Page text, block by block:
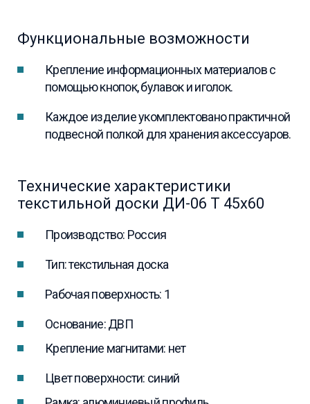
Функциональные возможности
Крепление информационных материалов с
помощью кнопок, булавок и иголок.
Каждое изделие укомплектовано практичной
подвесной полкой для хранения аксессуаров.
Технические характеристики
текстильной доски ДИ-06 Т 45х60
Производство: Россия
Тип: текстильная доска
Рабочая поверхность: 1
Основание: ДВП
Крепление магнитами: нет
Цвет поверхности: синий